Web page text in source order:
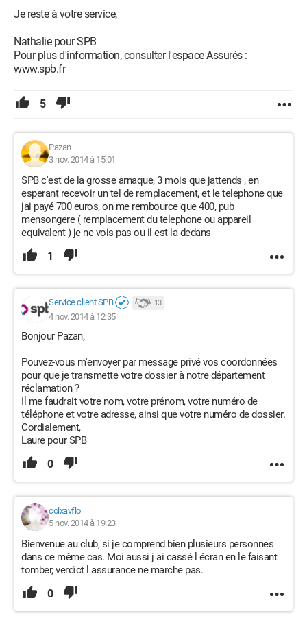
Je reste à votre service,
Nathalie pour SPB
Pour plus d'information, consulter l'espace Assurés :
www.spb.fr
5
Pazan
3 nov. 2014 à 15:01
SPB c'est de la grosse arnaque, 3 mois que jattends , en
esperant recevoir un tel de remplacement, et le telephone que
jai payé 700 euros, on me rembource que 400, pub
mensongere ( remplacement du telephone ou appareil
equivalent ) je ne vois pas ou il est la dedans
1
Service client SPB 13
4 nov. 2014 à 12:35
Bonjour Pazan,
Pouvez-vous m'envoyer par message privé vos coordonnées
pour que je transmette votre dossier à notre département
réclamation ?
Il me faudrait votre nom, votre prénom, votre numéro de
téléphone et votre adresse, ainsi que votre numéro de dossier.
Cordialement,
Laure pour SPB
0
colxavflo
5 nov. 2014 à 19:23
Bienvenue au club, si je comprend bien plusieurs personnes
dans ce même cas. Moi aussi j ai cassé l écran en le faisant
tomber, verdict l assurance ne marche pas.
0